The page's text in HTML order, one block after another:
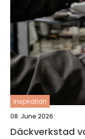
inspiration
08. June 2026
Däckverkstad